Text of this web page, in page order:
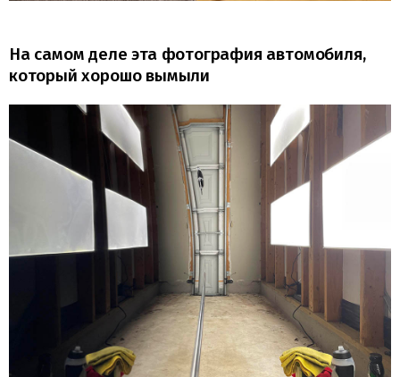
На самом деле эта фотография автомобиля,
который хорошо вымыли